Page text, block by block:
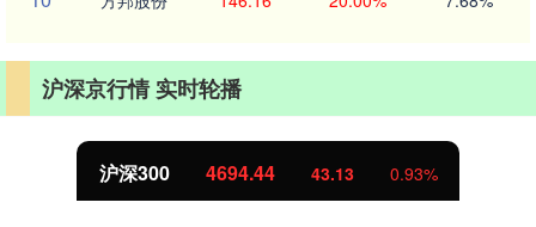
沪深京行情 实时轮播
北证50 1134.24 11.37 1.01%